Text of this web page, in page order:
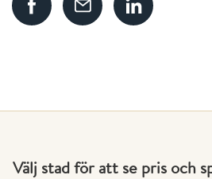
Välj stad för att se pris och